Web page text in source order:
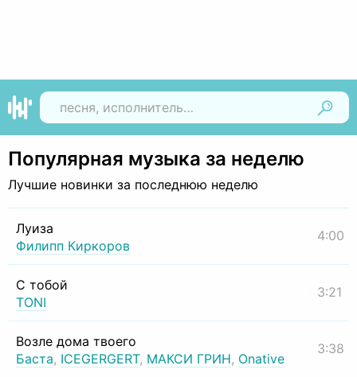
Популярная музыка за неделю
Лучшие новинки за последнюю неделю
Луиза
Филипп Киркоров
4:00
С тобой
TONI
3:21
Возле дома твоего
Баста, ICEGERGERT, МАКСИ ГРИН, Onative
3:38